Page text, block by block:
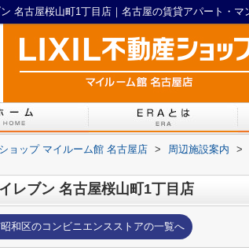
ョップ マイルーム館 名古屋店 > 周辺施設案内 >
レブン 名古屋桜山町1丁目店
和区のコンビニエンスストアの一覧へ